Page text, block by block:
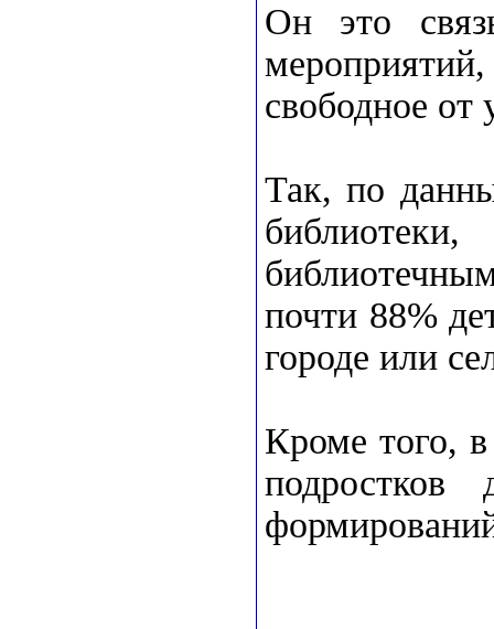
Он это
свободное от
Так, по
почти 88%
городе или
Кроме того,
подростков